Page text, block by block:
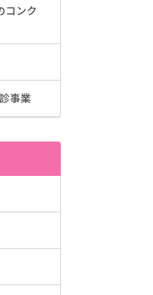
コンク
事業